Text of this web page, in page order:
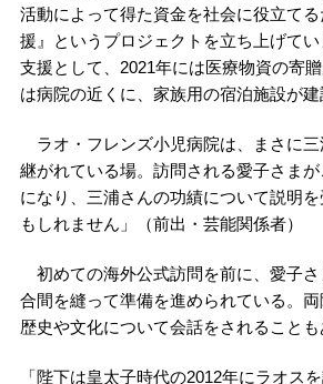
活動によって得た資金を社会に役立て
援』というプロジェクトを立ち上げて
支援として、2021年には医療物資の寄
は病院の近くに、家族用の宿泊施設が建
ラオ・フレンズ小児病院は、まさに三
継がれている場。訪問される愛子さま
になり、三浦さんの功績について説明
もしれません」（前出・芸能関係者）
初めての海外公式訪問を前に、愛子
合間を縫って準備を進められている。
歴史や文化について会話をされることも
「陛下は皇太子時代の2012年にラオス